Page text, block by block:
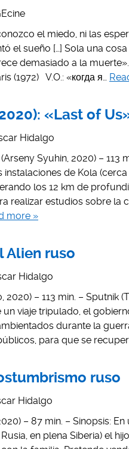
el miedo, ni las
el sueño […] Sola una
demasiado a la
(1972) V.O.: «когда я…
«Last of
Hidalgo
Syuhin, 2020) – 113
instalaciones de Kola
los 12 km de
realizar estudios sobre la
more »
Alien ruso
Hidalgo
2020) – 113 min. – Sputnik
viaje tripulado, el
durante la
para que se
ruso
Hidalgo
– 87 min. – Sinopsis:
en plena Siberia) el